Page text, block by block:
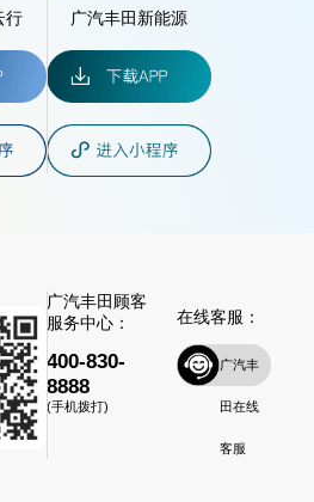
行 广汽丰田新能源
广汽丰田顾客
服务中心：
400-830-
8888
(手机拨打)
在线客服：
广汽丰
田在线
客服